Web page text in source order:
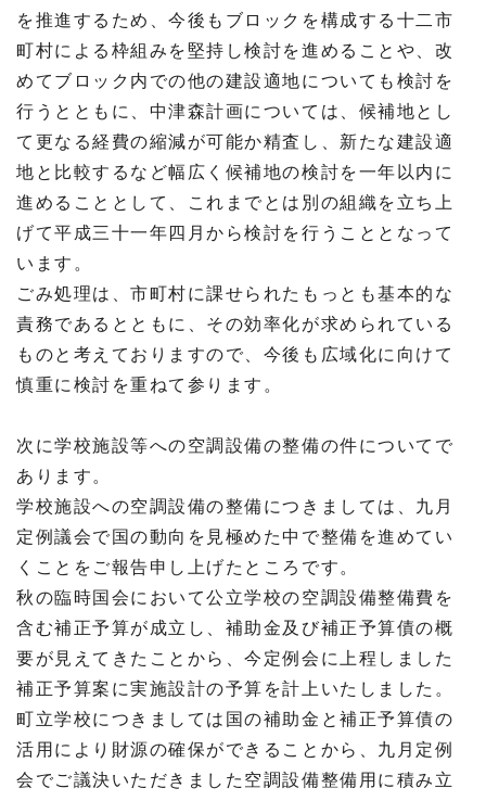
を推進するため、今後もブロックを構成する十二市
町村による枠組みを堅持し検討を進めることや、改
めてブロック内での他の建設適地についても検討を
行うとともに、中津森計画については、候補地とし
て更なる経費の縮減が可能か精査し、新たな建設適
地と比較するなど幅広く候補地の検討を一年以内に
進めることとして、これまでとは別の組織を立ち上
げて平成三十一年四月から検討を行うこととなって
います。
ごみ処理は、市町村に課せられたもっとも基本的な
責務であるとともに、その効率化が求められている
ものと考えておりますので、今後も広域化に向けて
慎重に検討を重ねて参ります。
次に学校施設等への空調設備の整備の件についてで
あります。
学校施設への空調設備の整備につきましては、九月
定例議会で国の動向を見極めた中で整備を進めてい
くことをご報告申し上げたところです。
秋の臨時国会において公立学校の空調設備整備費を
含む補正予算が成立し、補助金及び補正予算債の概
要が見えてきたことから、今定例会に上程しました
補正予算案に実施設計の予算を計上いたしました。
町立学校につきましては国の補助金と補正予算債の
活用により財源の確保ができることから、九月定例
会でご議決いただきました空調設備整備用に積み立